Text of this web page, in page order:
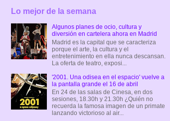
Lo mejor de la semana
Algunos planes de ocio, cultura y
diversión en cartelera ahora en Madrid
Madrid es la capital que se caracteriza
porque el arte, la cultura y el
entretenimiento en ella nunca descansan.
La oferta de teatro, exposi...
'2001. Una odisea en el espacio' vuelve a
la pantalla grande el 16 de abril
En 24 de las salas de Cinesa, en dos
sesiones, 18.30h y 21.30h ¿Quién no
recuerda la famosa imagen de un primate
lanzando victorioso al air...